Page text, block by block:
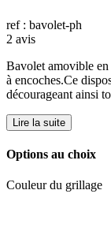
ref : bavolet-ph
2 avis
Bavolet amovible
à encoches.Ce
décourageant ainsi
Lire la suite
Options au choix
Couleur du grillage